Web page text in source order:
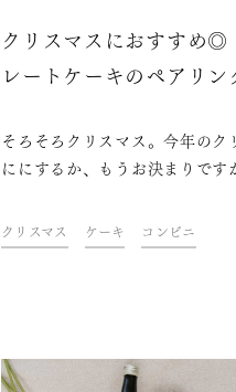
クリスマスにおすすめ◎
レートケーキのペアリン
そろそろクリスマス。今年のク
ににするか、もうお決まりです
番ですが、ちょっぴりビターな
ョコレートケーキもおすすめで
クリスマス ケーキ コンビニ